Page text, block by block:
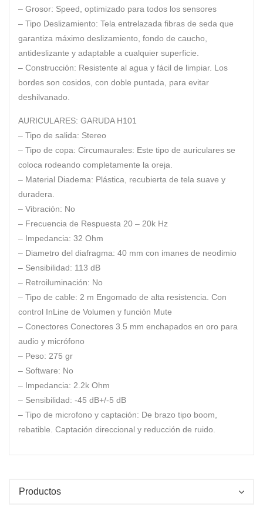
– Grosor: Speed, optimizado para todos los sensores
– Tipo Deslizamiento: Tela entrelazada fibras de seda que
garantiza máximo deslizamiento, fondo de caucho,
antideslizante y adaptable a cualquier superficie.
– Construcción: Resistente al agua y fácil de limpiar. Los
bordes son cosidos, con doble puntada, para evitar
deshilvanado.
AURICULARES: GARUDA H101
– Tipo de salida: Stereo
– Tipo de copa: Circumaurales: Este tipo de auriculares se
coloca rodeando completamente la oreja.
– Material Diadema: Plástica, recubierta de tela suave y
duradera.
– Vibración: No
– Frecuencia de Respuesta 20 – 20k Hz
– Impedancia: 32 Ohm
– Diametro del diafragma: 40 mm con imanes de neodimio
– Sensibilidad: 113 dB
– Retroiluminación: No
– Tipo de cable: 2 m Engomado de alta resistencia. Con
control InLine de Volumen y función Mute
– Conectores Conectores 3.5 mm enchapados en oro para
audio y micrófono
– Peso: 275 gr
– Software: No
– Impedancia: 2.2k Ohm
– Sensibilidad: -45 dB+/-5 dB
– Tipo de microfono y captación: De brazo tipo boom,
rebatible. Captación direccional y reducción de ruido.
Productos